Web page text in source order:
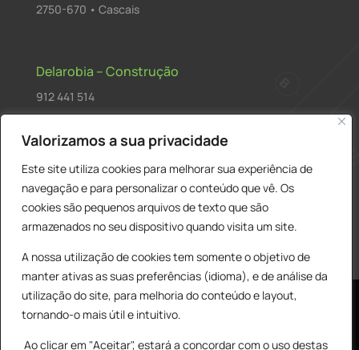
Valorizamos a sua privacidade
Este site utiliza cookies para melhorar sua experiência de
navegação e para personalizar o conteúdo que vê. Os
cookies são pequenos arquivos de texto que são
armazenados no seu dispositivo quando visita um site.
A nossa utilização de cookies tem somente o objetivo de
manter ativas as suas preferências (idioma), e de análise da
utilização do site, para melhoria do conteúdo e layout,
tornando-o mais útil e intuitivo.
Ao clicar em "Aceitar", estará a concordar com o uso destas
2750-670 • Cascais
Delarobia – Construção
912 441 514
R. António Andrade, 1171
2820-287 • Charneca de Caparica
Products
search PESQUISAR